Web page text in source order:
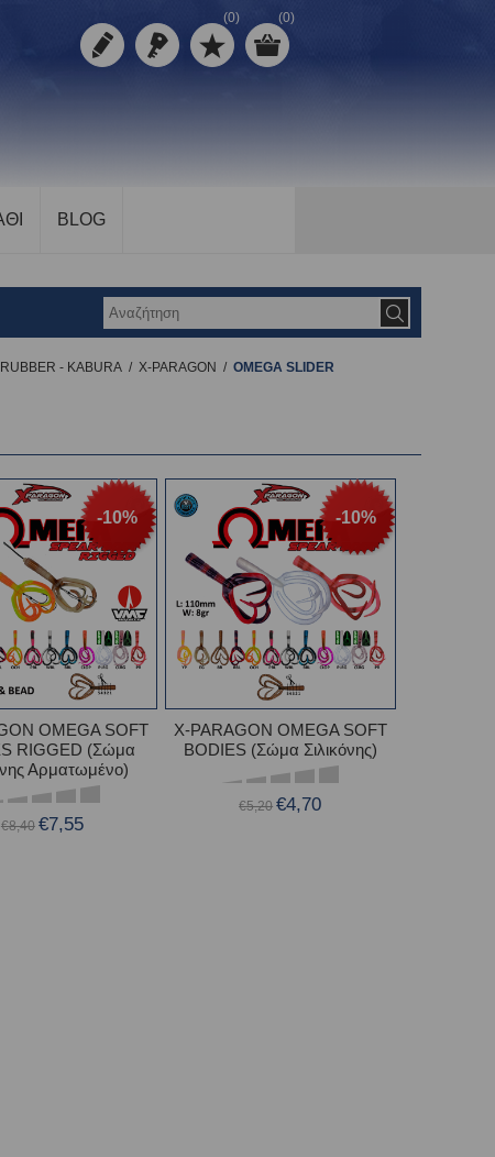
(0) (0)
BLOG
- KABURA / X-PARAGON / OMEGA SLIDER
-10%
OMEGA SOFT
RIGGED (Σώμα
Αρματωμένο)
€8,40 €7,55
-10%
X-PARAGON OMEGA SOFT
BODIES (Σώμα Σιλικόνης)
€5,20 €4,70